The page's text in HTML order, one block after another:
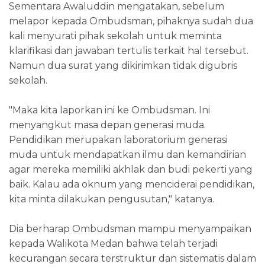
Sementara Awaluddin mengatakan, sebelum
melapor kepada Ombudsman, pihaknya sudah dua
kali menyurati pihak sekolah untuk meminta
klarifikasi dan jawaban tertulis terkait hal tersebut.
Namun dua surat yang dikirimkan tidak digubris
sekolah.
"Maka kita laporkan ini ke Ombudsman. Ini
menyangkut masa depan generasi muda.
Pendidikan merupakan laboratorium generasi
muda untuk mendapatkan ilmu dan kemandirian
agar mereka memiliki akhlak dan budi pekerti yang
baik. Kalau ada oknum yang menciderai pendidikan,
kita minta dilakukan pengusutan," katanya.
Dia berharap Ombudsman mampu menyampaikan
kepada Walikota Medan bahwa telah terjadi
kecurangan secara terstruktur dan sistematis dalam